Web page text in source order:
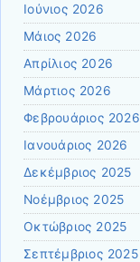
Ιούνιος 2026
Μάιος 2026
Απρίλιος 2026
Μάρτιος 2026
Φεβρουάριος 2026
Ιανουάριος 2026
Δεκέμβριος 2025
Νοέμβριος 2025
Οκτώβριος 2025
Σεπτέμβριος 2025